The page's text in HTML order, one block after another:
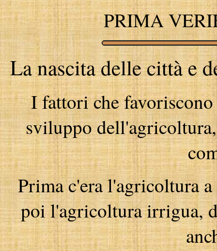
PRIMA
La nascita delle città e
I fattori che
sviluppo
Prima c'era l'agricoltura
poi l'agricoltura irrigua,